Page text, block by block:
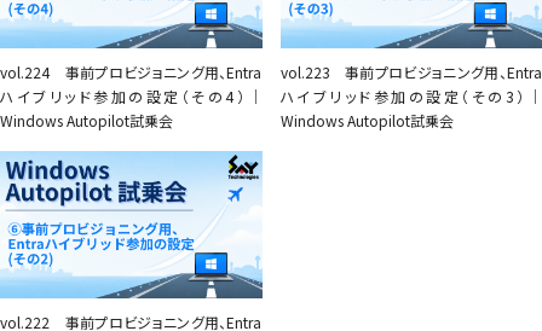
vol.224 事前プロビジョニング用、Entra
ハイブリッド参加の設定（その4）｜
Windows Autopilot試乗会
vol.223 事前プロビジョニング用、Entra
ハイブリッド参加の設定（その3）｜
Windows Autopilot試乗会
vol.222 事前プロビジョニング用、Entra